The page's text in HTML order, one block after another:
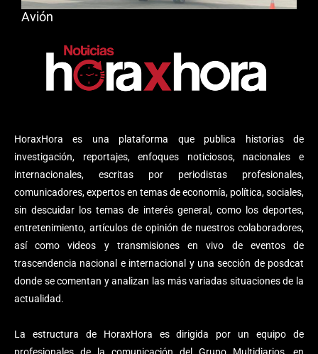
HoraxHora es una plataforma que publica historias de
investigación, reportajes, enfoques noticiosos, nacionales e
internacionales, escritas por periodistas profesionales,
comunicadores, expertos en temas de economía, política, sociales,
sin descuidar los temas de interés general, como los deportes,
entretenimiento, artículos de opinión de nuestros colaboradores,
así como videos y transmisiones en vivo de eventos de
trascendencia nacional e internacional y una sección de posdcat
donde se comentan y analizan las más variadas situaciones de la
actualidad.
La estructura de HoraxHora es dirigida por un equipo de
Avión